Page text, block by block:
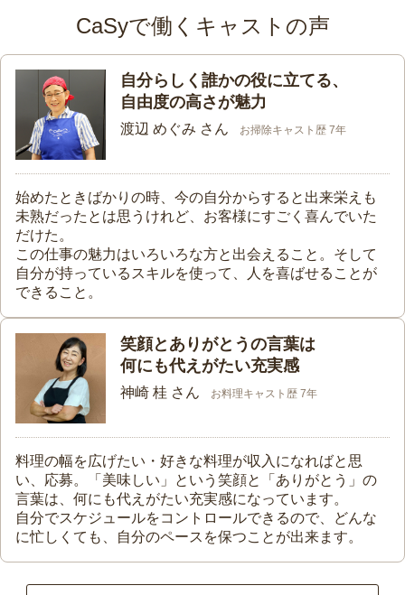
CaSyで働くキャストの声
自分らしく誰かの役に立てる、
自由度の高さが魅力
渡辺 めぐみ さん お掃除キャスト歴 7年
始めたときばかりの時、今の自分からすると出来栄えも
未熟だったとは思うけれど、お客様にすごく喜んでいた
だけた。
この仕事の魅力はいろいろな方と出会えること。そして
自分が持っているスキルを使って、人を喜ばせることが
できること。
笑顔とありがとうの言葉は
何にも代えがたい充実感
神崎 桂 さん お料理キャスト歴 7年
料理の幅を広げたい・好きな料理が収入になればと思
い、応募。「美味しい」という笑顔と「ありがとう」の
言葉は、何にも代えがたい充実感になっています。
自分でスケジュールをコントロールできるので、どんな
に忙しくても、自分のペースを保つことが出来ます。